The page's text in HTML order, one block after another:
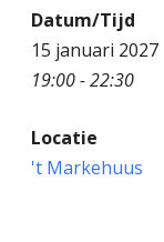
o
Datum/Tijd
15 januari 2027
19:00 - 22:30
Locatie
't Markehuus